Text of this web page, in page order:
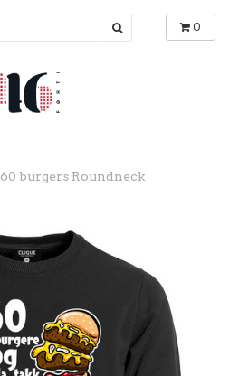
0
60 burgers Roundneck